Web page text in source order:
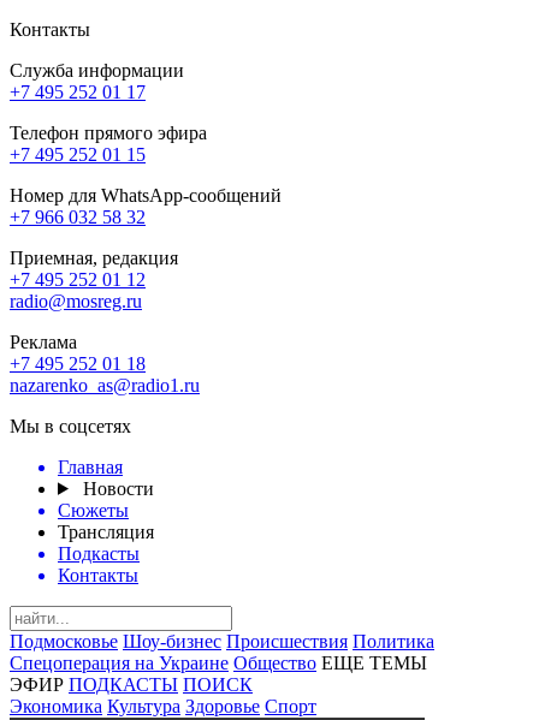
Контакты
Служба информации
+7 495 252 01 17
Телефон прямого эфира
+7 495 252 01 15
Номер для WhatsApp-сообщений
+7 966 032 58 32
Приемная, редакция
+7 495 252 01 12
radio@mosreg.ru
Реклама
+7 495 252 01 18
nazarenko_as@radio1.ru
Мы в соцсетях
Главная
Новости
Сюжеты
Трансляция
Подкасты
Контакты
Подмосковье Шоу-бизнес Происшествия Политика
Спецоперация на Украине Общество ЕЩЕ ТЕМЫ
ЭФИР ПОДКАСТЫ ПОИСК
Экономика Культура Здоровье Спорт